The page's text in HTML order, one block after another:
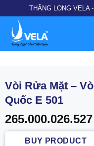
đến
dung
THĂNG LONG VELA
Vòi Rửa Mặt –
Quốc E 501
265.000.026.527
BUY PRODUCT